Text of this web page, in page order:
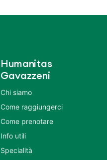
Humanitas
Gavazzeni
Chi siamo
Come raggiungerci
Come prenotare
Info utili
Specialità